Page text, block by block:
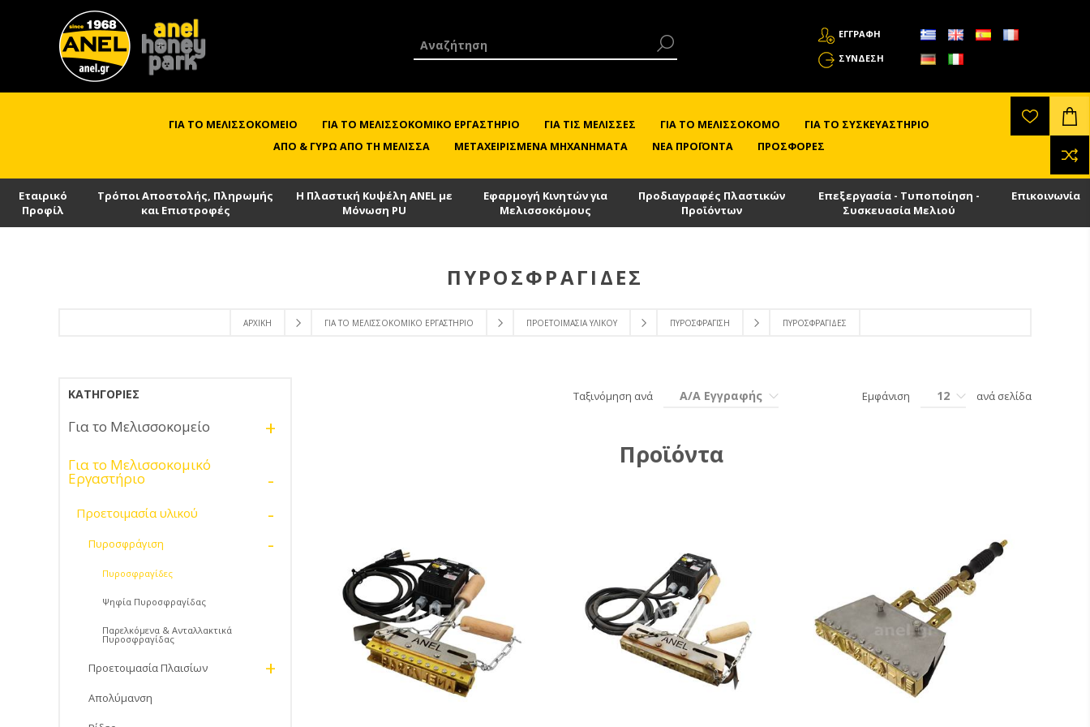
ΕΓΓΡΑΦΗ
ΣΎΝΔΕΣΗ
ΓΙΑ ΤΟ ΜΕΛΙΣΣΟΚΟΜΕΊΟ ΓΙΑ ΤΟ ΜΕΛΙΣΣΟΚΟΜΙΚΌ ΕΡΓΑΣΤΉΡΙΟ ΓΙΑ ΤΙΣ ΜΈΛΙΣΣΕΣ ΓΙΑ ΤΟ ΜΕΛΙΣΣΟΚΌΜΟ
ΓΙΑ ΤΟ ΣΥΣΚΕΥΑΣΤΉΡΙΟ
ΑΠΌ & ΓΎΡΩ ΑΠΌ ΤΗ ΜΈΛΙΣΣΑ
ΜΕΤΑΧΕΙΡΙΣΜΈΝΑ ΜΗΧΑΝΉΜΑΤΑ ΝΈΑ ΠΡΟΪΌΝΤΑ ΠΡΟΣΦΟΡΈΣ
Εταιρικό
Προφίλ
Τρόποι Αποστολής, Πληρωμής
και Επιστροφές
Η Πλαστική Κυψέλη ANEL με
Μόνωση PU
Εφαρμογή Κινητών για
Μελισσοκόμους
Προδιαγραφές Πλαστικών
Προϊόντων
Επεξεργασία - Τυποποίηση -
Συσκευασία Μελιού
Επικοινωνία
ΑΡΧΙΚΉ ΓΙΑ ΤΟ ΜΕΛΙΣΣΟΚΟΜΙΚΌ ΕΡΓΑΣΤΉΡΙΟ ΠΡΟΕΤΟΙΜΑΣΊΑ ΥΛΙΚΟΎ ΠΥΡΟΣΦΡΆΓΙΣΗ ΠΥΡΟΣΦΡΑΓΊΔΕΣ
ΠΥΡΟΣΦΡΑΓΊΔΕΣ
Ταξινόμηση ανά Α/Α Εγγραφής Εμφάνιση 12 ανά σελίδα
Προϊόντα
ΚΑΤΗΓΟΡΊΕΣ
Για το Μελισσοκομείο +
Για το Μελισσοκομικό
Εργαστήριο -
Προετοιμασία υλικού -
Πυροσφράγιση -
Πυροσφραγίδες
Ψηφία Πυροσφραγίδας
Παρελκόμενα & Ανταλλακτικά
Πυροσφραγίδας
Προετοιμασία Πλαισίων +
Απολύμανση